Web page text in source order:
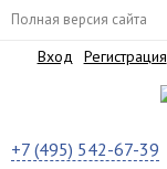
Полная версия сайта
Вход Регистрация
+7 (495) 542-67-39